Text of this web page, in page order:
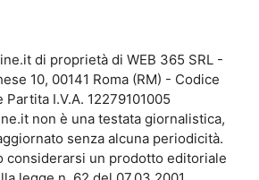
di proprietà di WEB 365 SRL -
10, 00141 Roma (RM) - Codice
Partita I.V.A. 12279101005
non è una testata giornalistica,
senza alcuna periodicità.
considerarsi un prodotto editoriale